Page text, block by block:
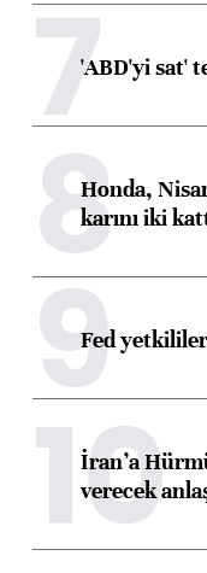
7'ABD'yi sat'
8Honda,
karını iki
9
Fed
10
İran’a
verecek